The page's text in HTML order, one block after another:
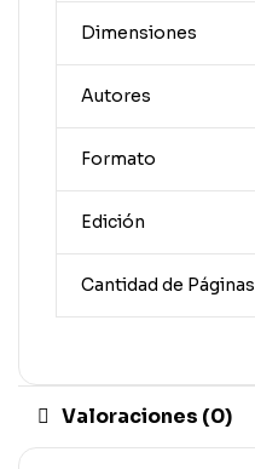
Dimensiones
Autores
Formato
Edición
Cantidad de Páginas
Valoraciones (0)